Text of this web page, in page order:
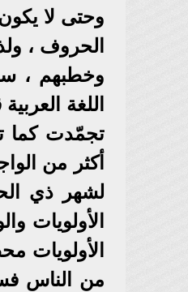
وحتى لا
الحروف ،
وخطبهم ،
اللغة
تجمّدت كما
أكثر من
لشهر ذي
الأولويات
الأولويات
من الناس